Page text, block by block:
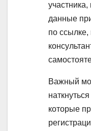
данные
по
Важный
которые